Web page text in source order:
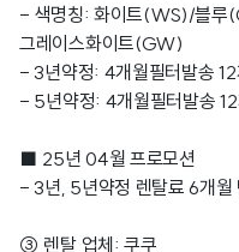
- 색명칭: 화이트(WS)/블
그레이스화이트(GW)
- 3년약정: 4개월필터발송
- 5년약정: 4개월필터발송
■ 25년 04월 프로모션
- 3년, 5년약정 렌탈료 6개월
③ 렌탈 업체: 쿠쿠